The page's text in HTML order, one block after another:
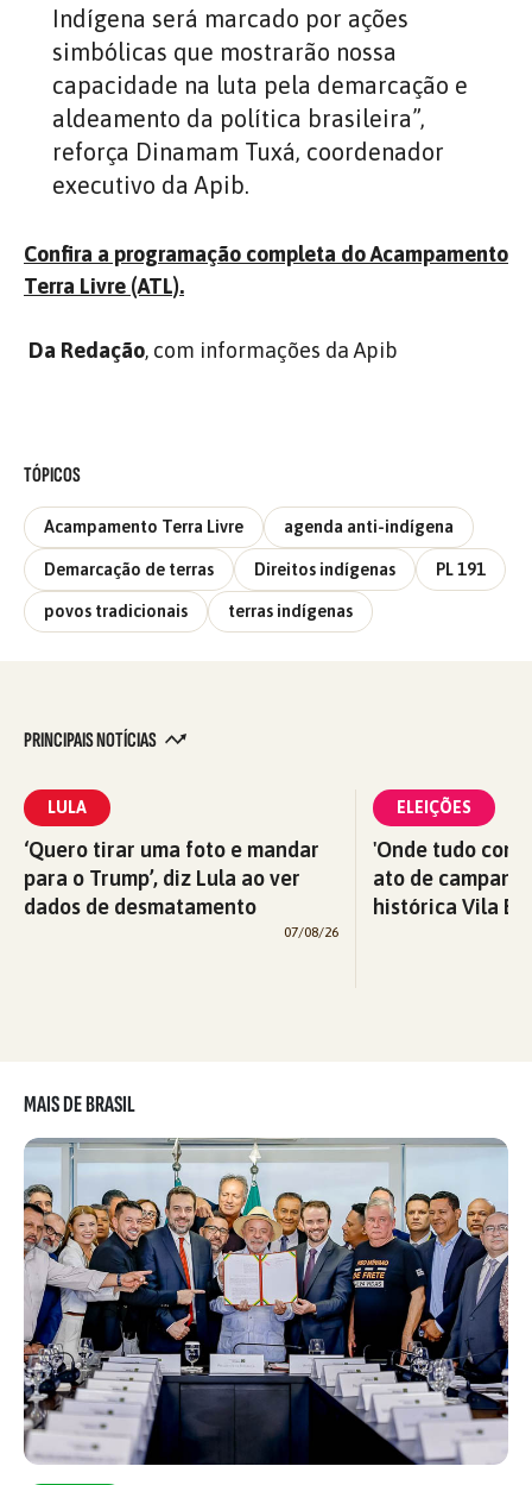
Indígena será marcado por ações
simbólicas que mostrarão nossa
capacidade na luta pela demarcação e
aldeamento da política brasileira”,
reforça Dinamam Tuxá, coordenador
executivo da Apib.
Confira a programação completa do Acampamento
Terra Livre (ATL).
Da Redação, com informações da Apib
TÓPICOS
Acampamento Terra Livre agenda anti-indígena
Demarcação de terras Direitos indígenas PL 191
povos tradicionais terras indígenas
PRINCIPAIS NOTÍCIAS
LULA
‘Quero tirar uma foto e mandar
para o Trump’, diz Lula ao ver
dados de desmatamento
07/08/26
ELEIÇÕES
'Onde tudo
ato de
histórica Vila
MAIS DE BRASIL